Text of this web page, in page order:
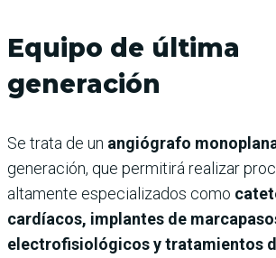
Equipo de última
generación
Se trata de un angiógrafo
generación, que permitirá realizar
altamente especializados como
cardíacos, implantes de
electrofisiológicos y tratamientos